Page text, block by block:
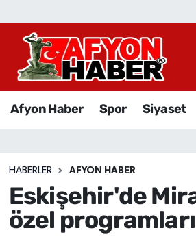
Afyon Haber Spor Siyaset
HABERLER AFYON HABER
Eskişehir'de
özel programları
Afyon Haber
Sağlık
Eğitim